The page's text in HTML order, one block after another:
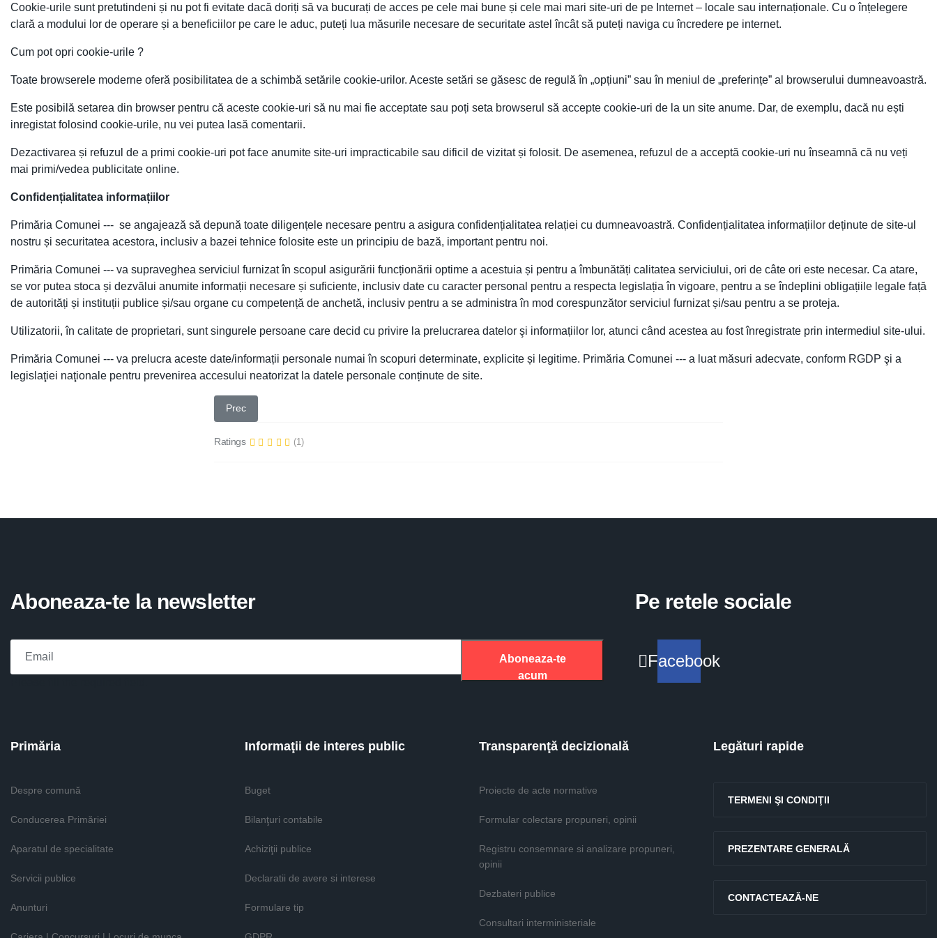
Cookie-urile sunt pretutindeni și nu pot fi evitate dacă doriți să va bucurați de acces pe cele mai bune și cele mai mari site-uri de pe Internet – locale sau internaționale. Cu o înțelegere
clară a modului lor de operare și a beneficiilor pe care le aduc, puteți lua măsurile necesare de securitate astel încât să puteți naviga cu încredere pe internet.
Cum pot opri cookie-urile ?
Toate browserele moderne oferă posibilitatea de a schimbă setările cookie-urilor. Aceste setări se găsesc de regulă în „opțiuni” sau în meniul de „preferințe” al browserului dumneavoastră.
Este posibilă setarea din browser pentru că aceste cookie-uri să nu mai fie acceptate sau poți seta browserul să accepte cookie-uri de la un site anume. Dar, de exemplu, dacă nu ești
inregistat folosind cookie-urile, nu vei putea lasă comentarii.
Dezactivarea și refuzul de a primi cookie-uri pot face anumite site-uri impracticabile sau dificil de vizitat și folosit. De asemenea, refuzul de a acceptă cookie-uri nu înseamnă că nu veți
mai primi/vedea publicitate online.
Confidențialitatea informațiilor
Primăria Comunei --- se angajează să depună toate diligențele necesare pentru a asigura confidențialitatea relației cu dumneavoastră. Confidențialitatea informațiilor deținute de site-ul
nostru și securitatea acestora, inclusiv a bazei tehnice folosite este un principiu de bază, important pentru noi.
Primăria Comunei --- va supraveghea serviciul furnizat în scopul asigurării funcționării optime a acestuia și pentru a îmbunătăți calitatea serviciului, ori de câte ori este necesar. Ca atare,
se vor putea stoca și dezvălui anumite informații necesare și suficiente, inclusiv date cu caracter personal pentru a respecta legislația în vigoare, pentru a se îndeplini obligațiile legale față
de autorități și instituții publice și/sau organe cu competență de anchetă, inclusiv pentru a se administra în mod corespunzător serviciul furnizat și/sau pentru a se proteja.
Utilizatorii, în calitate de proprietari, sunt singurele persoane care decid cu privire la prelucrarea datelor şi informațiilor lor, atunci când acestea au fost înregistrate prin intermediul site-ului.
Primăria Comunei --- va prelucra aceste date/informații personale numai în scopuri determinate, explicite și legitime. Primăria Comunei --- a luat măsuri adecvate, conform RGDP şi a
legislaţiei naţionale pentru prevenirea accesului neatorizat la datele personale conținute de site.
Articol precedent: Legislatie
Prec
Ratings (1)
Aboneaza-te la newsletter
Aboneaza-te
acum
Pe retele sociale
Facebook
Primăria
Despre comună
Conducerea Primăriei
Aparatul de specialitate
Servicii publice
Anunturi
Informaţii de interes public
Buget
Bilanţuri contabile
Achiziţii publice
Declaratii de avere si interese
Formulare tip
Transparenţă decizională
Proiecte de acte normative
Formular colectare propuneri, opinii
Registru consemnare si analizare propuneri,
opinii
Dezbateri publice
Consultari interministeriale
Legături rapide
TERMENI ŞI CONDIŢII
PREZENTARE GENERALĂ
CONTACTEAZĂ-NE